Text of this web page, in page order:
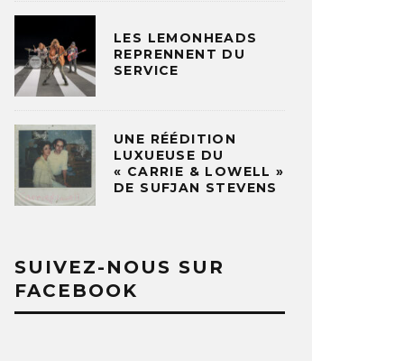
LES LEMONHEADS
REPRENNENT DU
SERVICE
UNE RÉÉDITION
LUXUEUSE DU
« CARRIE & LOWELL »
DE SUFJAN STEVENS
SUIVEZ-NOUS SUR
FACEBOOK